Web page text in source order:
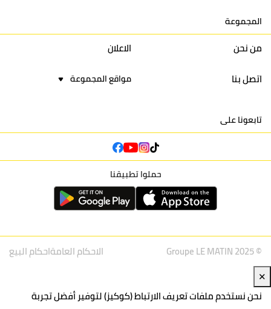
16 نادي أولمبيك آسفي 30
24
42
22
المجموعة
من نحن
الاعلان
اتصل بنا
مواقع المجموعة
تابعونا على
حملوا تطبيقنا
© Groupe LE MATIN 2025 الاحكام العامةاحكام البيع
✕
نحن نستخدم ملفات تعريف الارتباط (كوكيز) لتوفير أفضل تجربة